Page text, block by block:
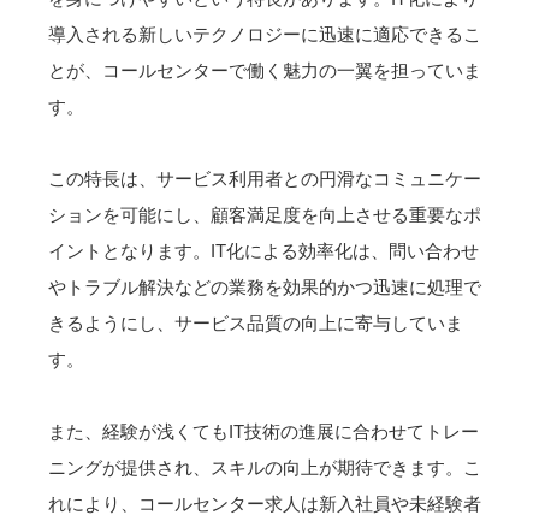
導入される新しいテクノロジーに迅速に適応できるこ
とが、コールセンターで働く魅力の一翼を担っていま
す。
この特長は、サービス利用者との円滑なコミュニケー
ションを可能にし、顧客満足度を向上させる重要なポ
イントとなります。IT化による効率化は、問い合わせ
やトラブル解決などの業務を効果的かつ迅速に処理で
きるようにし、サービス品質の向上に寄与していま
す。
また、経験が浅くてもIT技術の進展に合わせてトレー
ニングが提供され、スキルの向上が期待できます。こ
れにより、コールセンター求人は新入社員や未経験者